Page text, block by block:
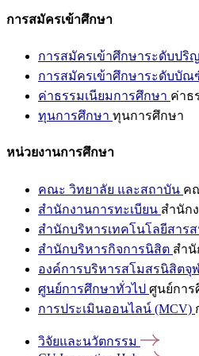
การสมัครเข้าศึกษา
การสมัครเข้าศึกษาระดับป
การสมัครเข้าศึกษาระดับบั
ค่าธรรมเนียมการศึกษา ค่าธ
ทุนการศึกษา ทุนการศึกษา
หน่วยงานการศึกษา
คณะ วิทยาลัย และสถาบัน ค
สำนักงานการทะเบียน สำนัก
สำนักบริหารเทคโนโลยีสาร
สำนักบริหารกิจการนิสิต สำ
องค์การบริหารสโมสรนิสิตจุ
ศูนย์การศึกษาทั่วไป ศูนย์การ
การประเมินออนไลน์ (MCV)
วิจัยและนวัตกรรม